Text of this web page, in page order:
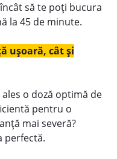
să te poți bucura
la 45 de minute.
ușoară, cât și
o doză optimă de
pentru o
mai severă?
perfectă.